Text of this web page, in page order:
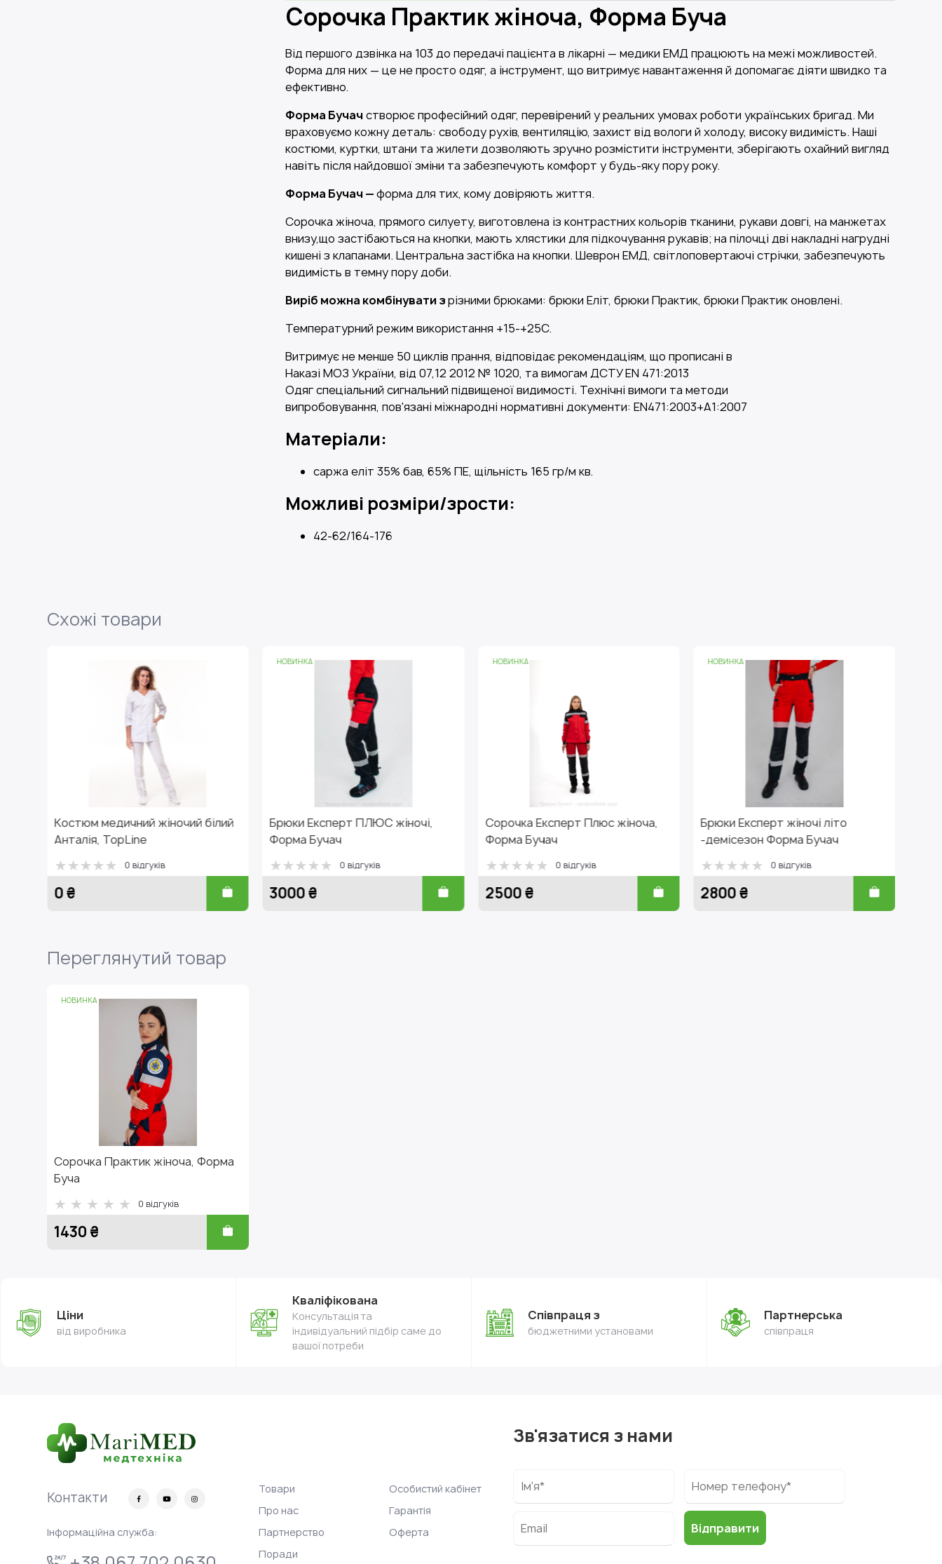
Сорочка Практик жіноча, Форма Буча
Від першого дзвінка на 103 до передачі пацієнта в лікарні — медики ЕМД працюють на межі можливостей.
Форма для них — це не просто одяг, а інструмент, що витримує навантаження й допомагає діяти швидко та
ефективно.
Форма Бучачстворює професійний одяг, перевірений у реальних умовах роботи українських бригад. Ми
враховуємо кожну деталь: свободу рухів, вентиляцію, захист від вологи й холоду, високу видимість. Наші
костюми, куртки, штани та жилети дозволяють зручно розмістити інструменти, зберігають охайний вигляд
навіть після найдовшої зміни та забезпечують комфорт у будь-яку пору року.
Форма Бучач —форма для тих, кому довіряють життя.
Сорочка жіноча, прямого силуету, виготовлена із контрастних кольорів тканини, рукави довгі, на манжетах
внизу,що застібаються на кнопки, мають хлястики для підкочування рукавів; на пілочці дві накладні нагрудні
кишені з клапанами. Центральна застібка на кнопки. Шеврон ЕМД, світлоповертаючі стрічки, забезпечують
видимість в темну пору доби.
Виріб можна комбінувати зрізними брюками: брюки Еліт, брюки Практик, брюки Практик оновлені.
Температурний режим використання +15-+25С.
Витримує не менше 50 циклів прання, відповідає рекомендаціям, що прописані в
Наказі МОЗ України, від 07,12 2012 № 1020, та вимогам ДСТУ EN 471:2013
Одяг спеціальний сигнальний підвищеної видимості. Технічні вимоги та методи
випробовування, пов'язані міжнародні нормативні документи: EN471:2003+А1:2007
Матеріали:
саржа еліт 35% бав, 65% ПЕ, щільність 165 гр/м кв.
Можливі розміри/зрости:
42-62/164-176
Схожі товари
білий
Брюки Експерт ПЛЮС жіночі,
Форма Бучач
НОВИНКА
Сорочка Експерт Плюс жіноча,
Форма Бучач
2500 ₴
Брюки Експерт жіночі літо
-демісезон Форма Бучач
2800 ₴
НОВИНКА
Костюм Профі жіночий, Бучач
Форма
3450 ₴
Переглянутий товар
НОВИНКА
Сорочка Практик жіноча, Форма
Буча
0 відгуків
1430 ₴
Ціни
від виробника
Кваліфікована
Консультація та
індивідуальний підбір саме до
вашої потреби
Співпраця з
бюджетними установами
Партнерська
співпраця
Контакти
Інформаційна служба:
Товари
Про нас
Партнерство
Поради
Особистий кабінет
Гарантія
Оферта
Зв'язатися з нами